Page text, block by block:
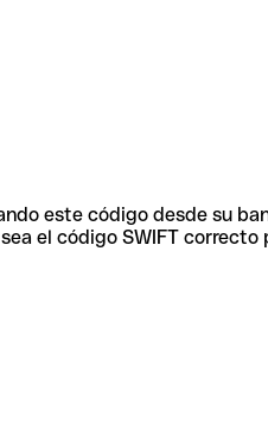
este código desde su
el código SWIFT correcto